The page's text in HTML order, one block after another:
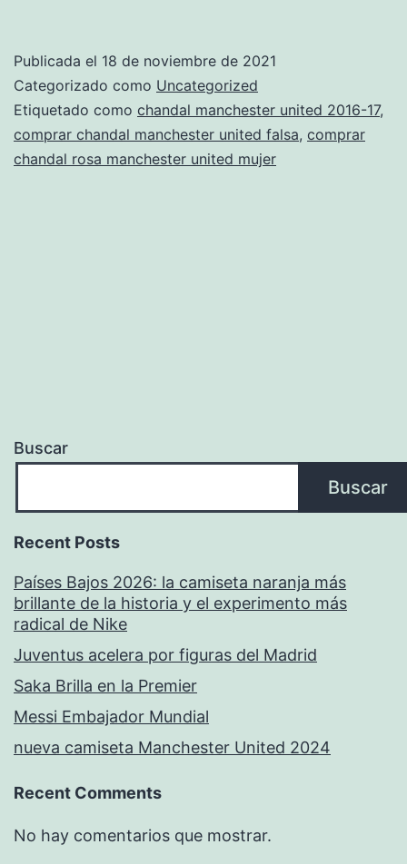
colombia
Publicada el 18 de noviembre de 2021
Categorizado como Uncategorized
Etiquetado como chandal manchester united 2016-17,
comprar chandal manchester united falsa, comprar
chandal rosa manchester united mujer
Buscar
Buscar
Recent Posts
Países Bajos 2026: la camiseta naranja más
brillante de la historia y el experimento más
radical de Nike
Juventus acelera por figuras del Madrid
Saka Brilla en la Premier
Messi Embajador Mundial
nueva camiseta Manchester United 2024
Recent Comments
No hay comentarios que mostrar.